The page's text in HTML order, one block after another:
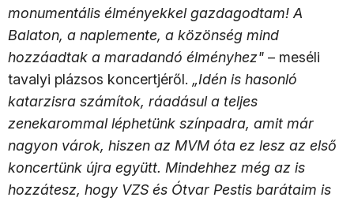
monumentális élményekkel gazdagodtam! A
Balaton, a naplemente, a közönség mind
hozzáadtak a maradandó élményhez" – meséli
tavalyi plázsos koncertjéről. „Idén is hasonló
katarzisra számítok, ráadásul a teljes
zenekarommal léphetünk színpadra, amit már
nagyon várok, hiszen az MVM óta ez lesz az első
koncertünk újra együtt. Mindehhez még az is
hozzátesz, hogy VZS és Ótvar Pestis barátaim is